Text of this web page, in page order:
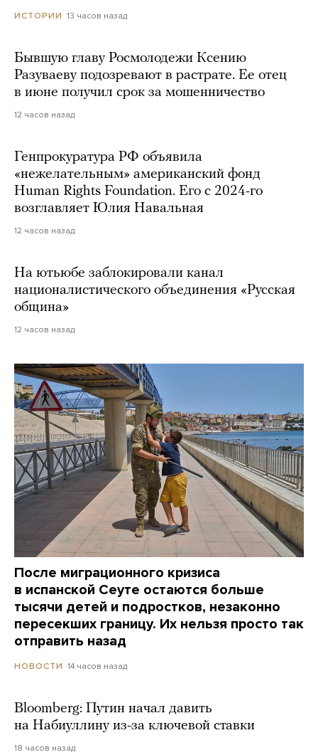
ИСТОРИИ 13 часов назад
Бывшую главу Росмолодежи Ксению
Разуваеву подозревают в растрате. Ее отец
в июне получил срок за мошенничество
12 часов назад
Генпрокуратура РФ объявила
«нежелательным» американский фонд
Human Rights Foundation. Его с 2024-го
возглавляет Юлия Навальная
12 часов назад
На ютьюбе заблокировали канал
националистического объединения «Русская
община»
12 часов назад
После миграционного кризиса
в испанской Сеуте остаются больше
тысячи детей и подростков, незаконно
пересекших границу. Их нельзя просто так
отправить назад
НОВОСТИ 14 часов назад
Bloomberg: Путин начал давить
на Набиуллину из-за ключевой ставки
18 часов назад